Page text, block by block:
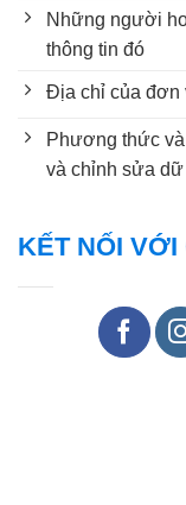
Những người
thông tin đó
Địa chỉ của đơn
Phương thức
và chỉnh sửa
KẾT NỐI VỚI